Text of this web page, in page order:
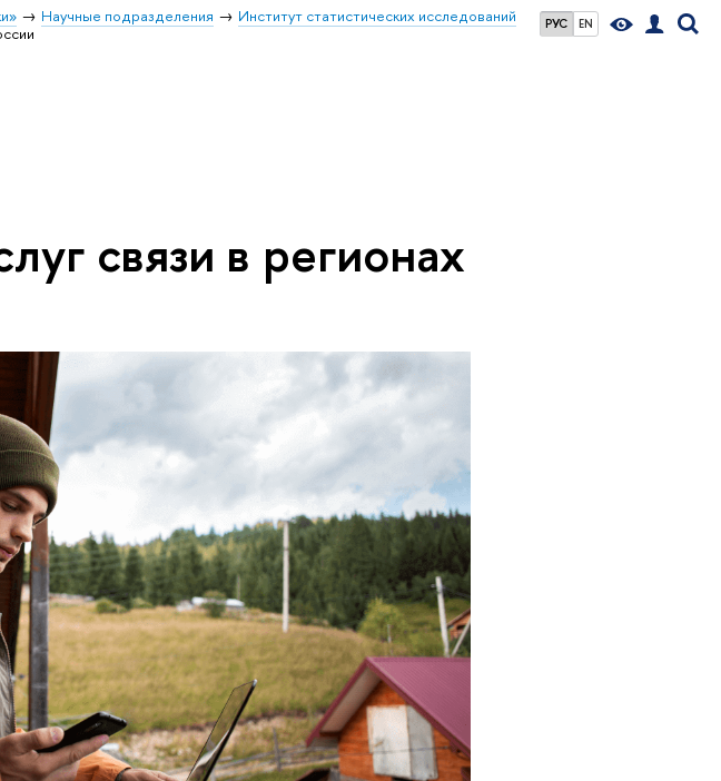
РУС EN
Научные подразделения
Институт статистических исследований
связи в регионах